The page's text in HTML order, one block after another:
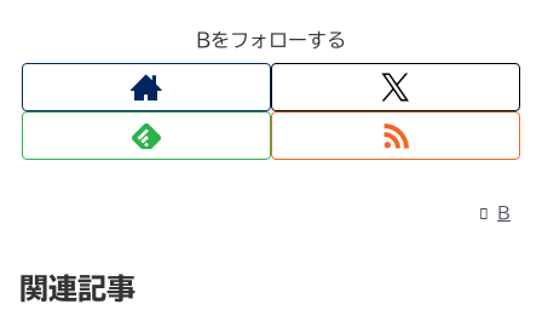
Bをフォローする
B
関連記事